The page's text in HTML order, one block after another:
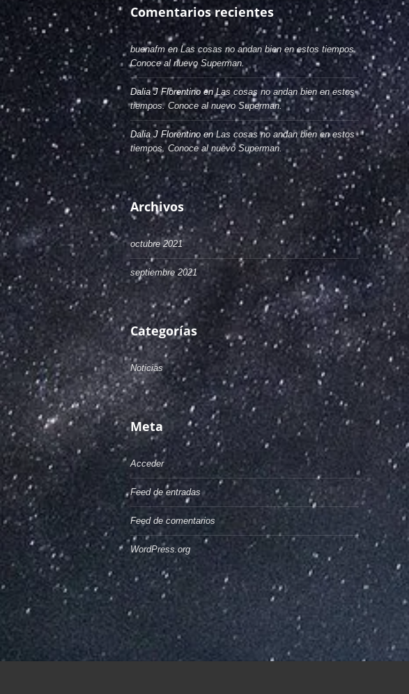
Comentarios recientes
buenafm en Las cosas no andan bien en estos tiempos.
Conoce al nuevo Superman.
Dalia J Florentino enLas cosas no andan bien en estos
tiempos. Conoce al nuevo Superman.
Dalia J Florentino enLas cosas no andan bien en estos
tiempos. Conoce al nuevo Superman.
Archivos
octubre 2021
septiembre 2021
Categorías
Noticias
Meta
Acceder
Feed de entradas
Feed de comentarios
WordPress.org